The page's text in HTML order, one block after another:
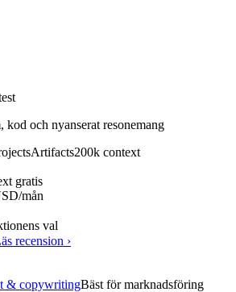
kod och nyanserat resonemang
Artifacts200k context
gratis
mån
val
recension ›
& copywritingBäst för marknadsföring